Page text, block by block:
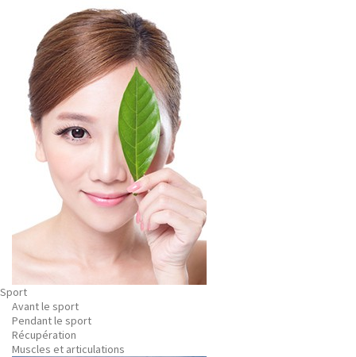
Sport
Avant le sport
Pendant le sport
Récupération
Muscles et articulations